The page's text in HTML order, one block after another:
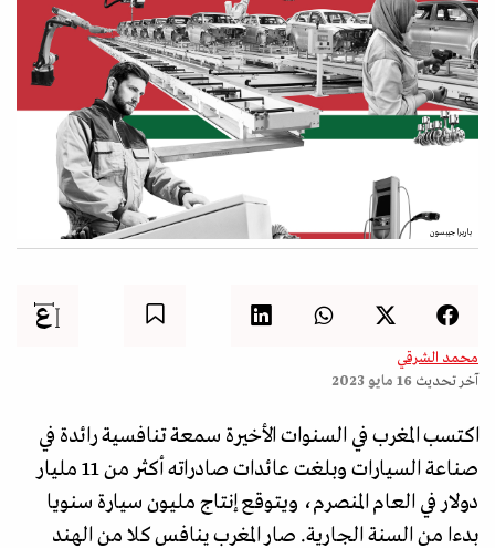
باربرا جيبسون
محمد الشرقي
آخر تحديث 16 مايو 2023
اكتسب المغرب في السنوات الأخيرة سمعة تنافسية رائدة في
صناعة السيارات وبلغت عائدات صادراته أكثر من 11 مليار
دولار في العام المنصرم، ويتوقع إنتاج مليون سيارة سنويا
بدءا من السنة الجارية. صار المغرب ينافس كلا من الهند